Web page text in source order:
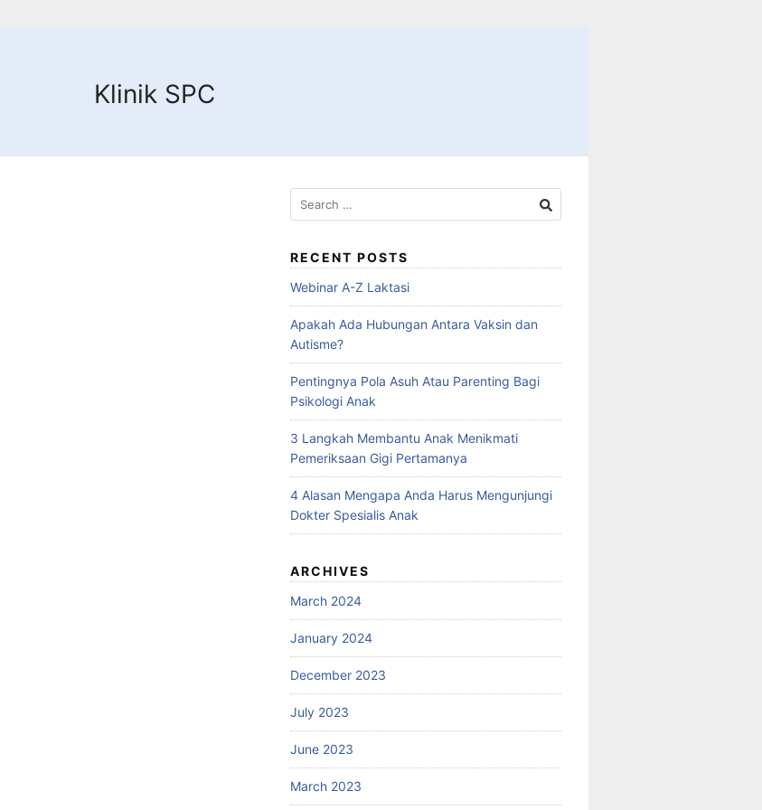
Klinik SPC
Search
for:
RECENT POSTS
Webinar A-Z Laktasi
Apakah Ada Hubungan Antara Vaksin dan
Autisme?
Pentingnya Pola Asuh Atau Parenting Bagi
Psikologi Anak
3 Langkah Membantu Anak Menikmati
Pemeriksaan Gigi Pertamanya
4 Alasan Mengapa Anda Harus Mengunjungi
Dokter Spesialis Anak
ARCHIVES
March 2024
January 2024
December 2023
July 2023
June 2023
March 2023